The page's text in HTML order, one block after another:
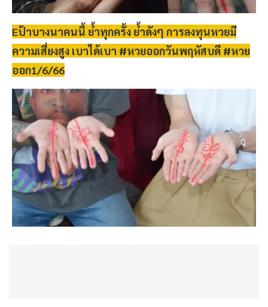
Eป้าบางนาคนนี้ ย้ำทุกครั้ง ย้ำดังๆ การลงทุนหวยมี
ความเสี่ยงสูง เบาได้เบา #หวยออกวันพฤหัสบดี #หวย
ออก1/6/66